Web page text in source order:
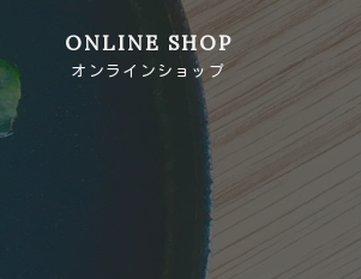
ONLINE SHOP
オンラインショップ